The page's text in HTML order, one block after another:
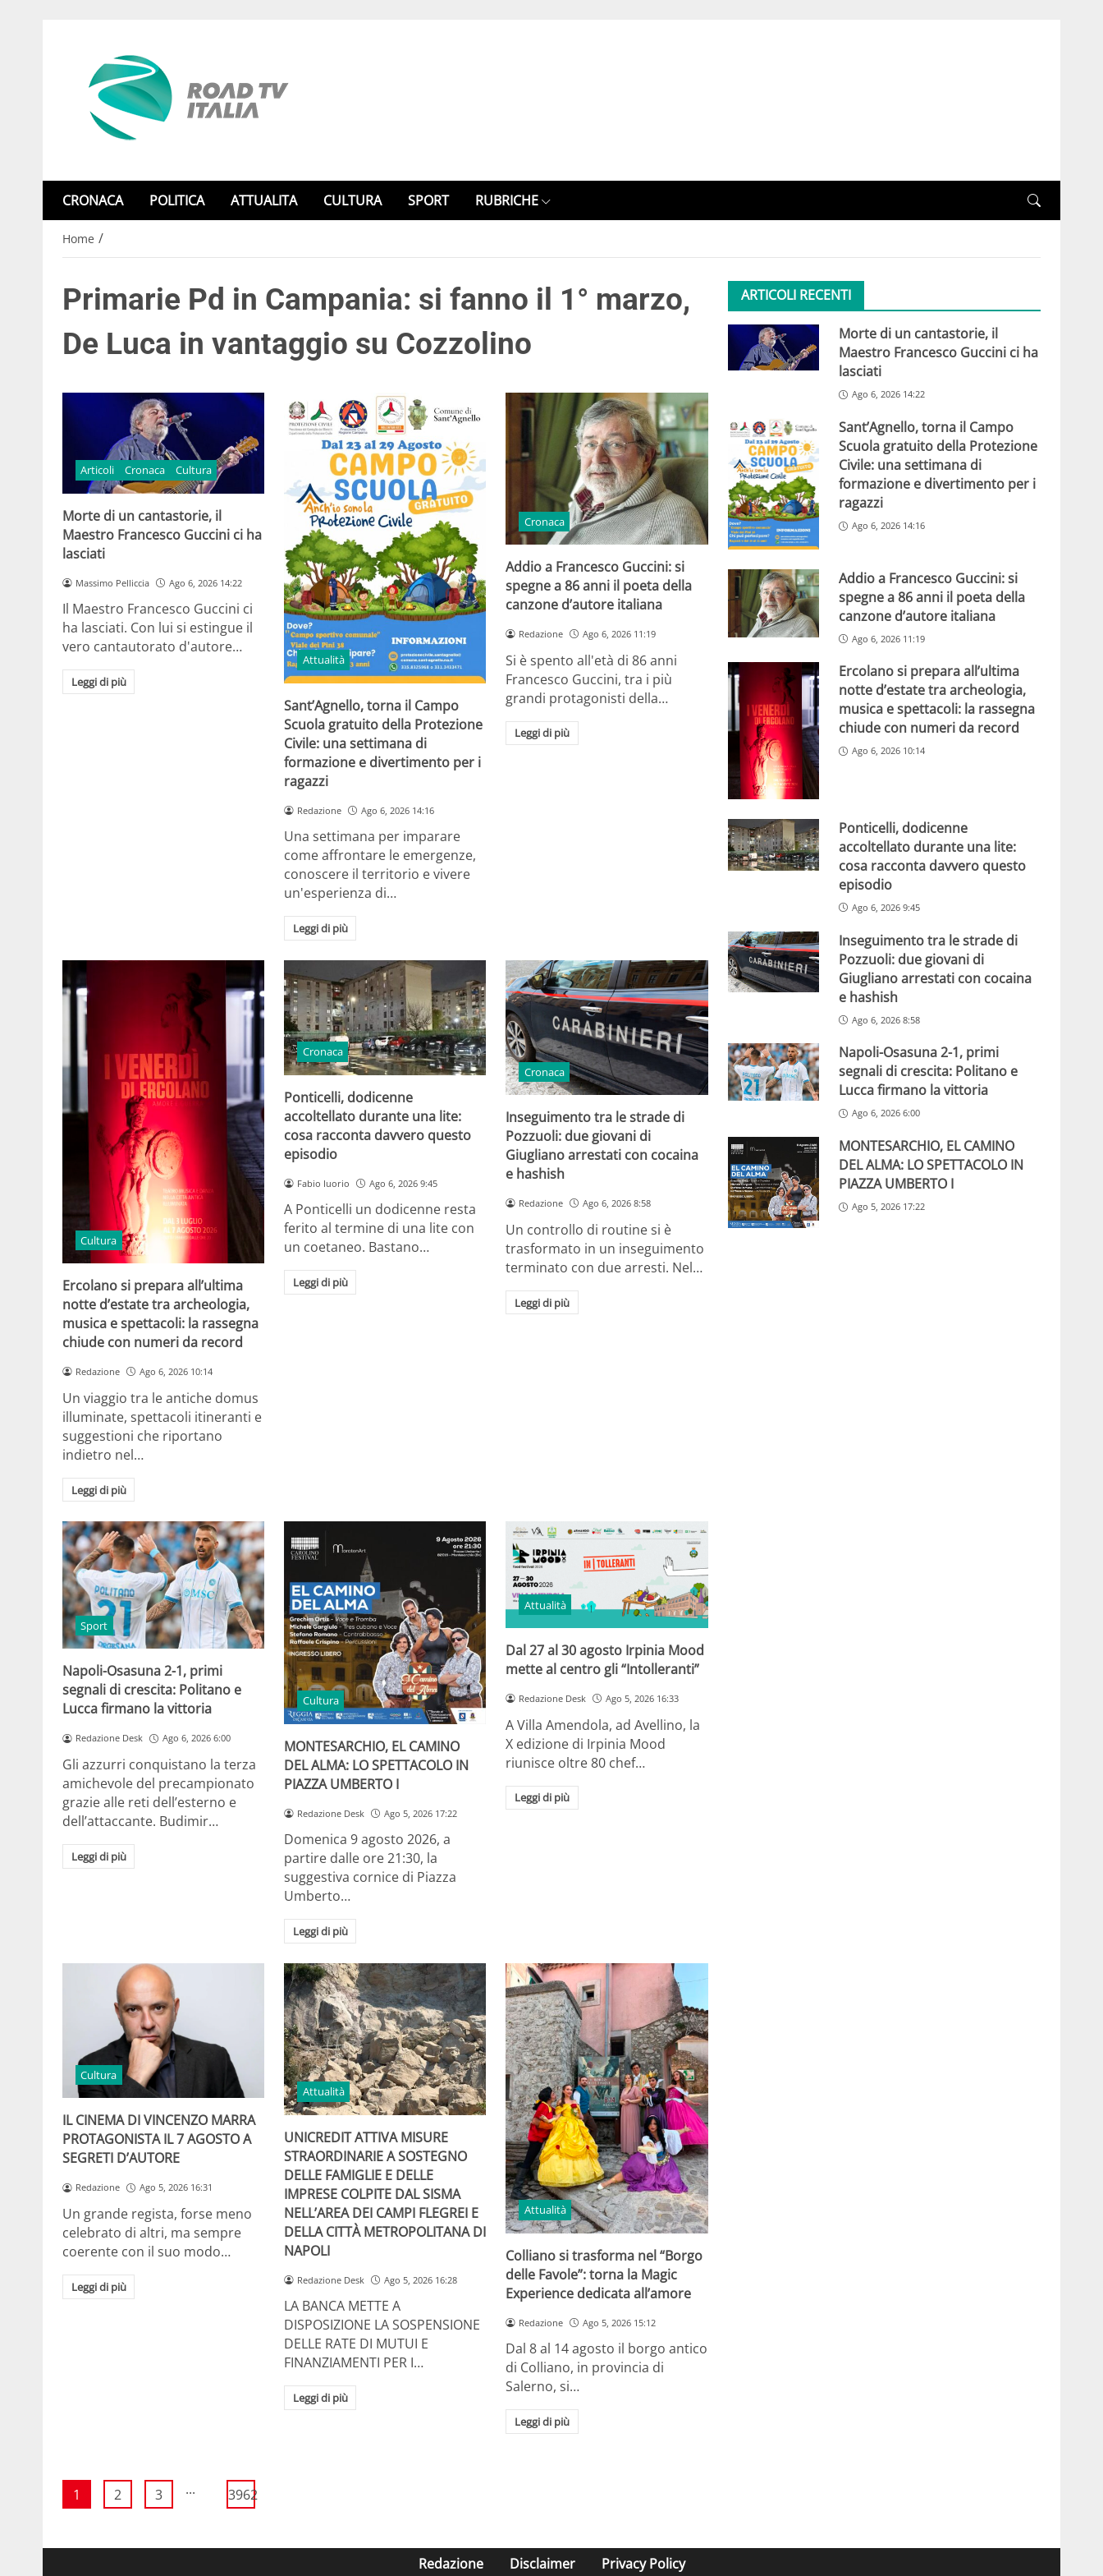
CRONACA POLITICA ATTUALITA CULTURA SPORT RUBRICHE
Home /
Primarie Pd in Campania: si fanno il 1° marzo,
De Luca in vantaggio su Cozzolino
Articoli Cronaca Cultura
Morte di un cantastorie, il
Maestro Francesco Guccini ci ha
lasciati
Massimo Pelliccia Ago 6, 2026 14:22
Il Maestro Francesco Guccini ci
ha lasciati. Con lui si estingue il
vero cantautorato d'autore…
Leggi di più
Attualità
Sant’Agnello, torna il Campo
Scuola gratuito della Protezione
Civile: una settimana di
formazione e divertimento per i
ragazzi
Redazione Ago 6, 2026 14:16
Una settimana per imparare
come affrontare le emergenze,
conoscere il territorio e vivere
un'esperienza di…
Leggi di più
Cronaca
Addio a Francesco Guccini: si
spegne a 86 anni il poeta della
canzone d’autore italiana
Redazione Ago 6, 2026 11:19
Si è spento all'età di 86 anni
Francesco Guccini, tra i più
grandi protagonisti della…
Leggi di più
Cultura
Ercolano si prepara all’ultima
notte d’estate tra archeologia,
musica e spettacoli: la rassegna
chiude con numeri da record
Redazione Ago 6, 2026 10:14
Un viaggio tra le antiche domus
illuminate, spettacoli itineranti e
suggestioni che riportano
indietro nel…
Leggi di più
Cronaca
Ponticelli, dodicenne
accoltellato durante una lite:
cosa racconta davvero questo
episodio
Fabio Iuorio Ago 6, 2026 9:45
A Ponticelli un dodicenne resta
ferito al termine di una lite con
un coetaneo. Bastano…
Leggi di più
Cronaca
Inseguimento tra le strade di
Pozzuoli: due giovani di
Giugliano arrestati con cocaina
e hashish
Redazione Ago 6, 2026 8:58
Un controllo di routine si è
trasformato in un inseguimento
terminato con due arresti. Nel…
Leggi di più
Sport
Napoli-Osasuna 2-1, primi
segnali di crescita: Politano e
Lucca firmano la vittoria
Redazione Desk Ago 6, 2026 6:00
Gli azzurri conquistano la terza
amichevole del precampionato
grazie alle reti dell’esterno e
dell’attaccante. Budimir…
Leggi di più
Cultura
MONTESARCHIO, EL CAMINO
DEL ALMA: LO SPETTACOLO IN
PIAZZA UMBERTO I
Redazione Desk Ago 5, 2026 17:22
Domenica 9 agosto 2026, a
partire dalle ore 21:30, la
suggestiva cornice di Piazza
Umberto…
Leggi di più
Attualità
Dal 27 al 30 agosto Irpinia Mood
mette al centro gli “Intolleranti”
Redazione Desk Ago 5, 2026 16:33
A Villa Amendola, ad Avellino, la
X edizione di Irpinia Mood
riunisce oltre 80 chef…
Leggi di più
Cultura
IL CINEMA DI VINCENZO MARRA
PROTAGONISTA IL 7 AGOSTO A
SEGRETI D’AUTORE
Redazione Ago 5, 2026 16:31
Un grande regista, forse meno
celebrato di altri, ma sempre
coerente con il suo modo…
Leggi di più
Attualità
UNICREDIT ATTIVA MISURE
STRAORDINARIE A SOSTEGNO
DELLE FAMIGLIE E DELLE
IMPRESE COLPITE DAL SISMA
NELL’AREA DEI CAMPI FLEGREI E
DELLA CITTÀ METROPOLITANA DI
NAPOLI
Redazione Desk Ago 5, 2026 16:28
LA BANCA METTE A
DISPOSIZIONE LA SOSPENSIONE
DELLE RATE DI MUTUI E
FINANZIAMENTI PER I…
Leggi di più
Attualità
Colliano si trasforma nel “Borgo
delle Favole”: torna la Magic
Experience dedicata all’amore
Redazione Ago 5, 2026 15:12
Dal 8 al 14 agosto il borgo antico
di Colliano, in provincia di
Salerno, si…
Leggi di più
1 2 3 ... 3962
ARTICOLI RECENTI
Morte di un cantastorie, il
Maestro Francesco Guccini ci ha
lasciati
Ago 6, 2026 14:22
Sant’Agnello, torna il Campo
Scuola gratuito della Protezione
Civile: una settimana di
formazione e divertimento per i
ragazzi
Ago 6, 2026 14:16
Addio a Francesco Guccini: si
spegne a 86 anni il poeta della
canzone d’autore italiana
Ago 6, 2026 11:19
Ercolano si prepara all’ultima
notte d’estate tra archeologia,
musica e spettacoli: la rassegna
chiude con numeri da record
Ago 6, 2026 10:14
Ponticelli, dodicenne
accoltellato durante una lite:
cosa racconta davvero questo
episodio
Ago 6, 2026 9:45
Inseguimento tra le strade di
Pozzuoli: due giovani di
Giugliano arrestati con cocaina
e hashish
Ago 6, 2026 8:58
Napoli-Osasuna 2-1, primi
segnali di crescita: Politano e
Lucca firmano la vittoria
Ago 6, 2026 6:00
MONTESARCHIO, EL CAMINO
DEL ALMA: LO SPETTACOLO IN
PIAZZA UMBERTO I
Ago 5, 2026 17:22
Redazione Disclaimer Privacy Policy